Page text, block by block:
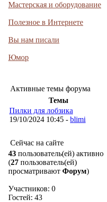
Мастерская и оборудование
Полезное в Интернете
Вы нам писали
Юмор
Активные темы форума
Темы
Пилки для лобзика
19/10/2024 10:45 - blimi
Сейчас на сайте
43 пользователь(ей) активно
(27 пользователь(ей)
просматривают Форум)
Участников: 0
Гостей: 43